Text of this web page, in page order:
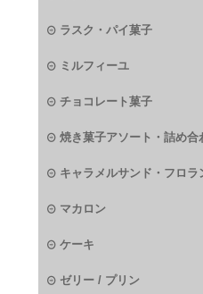
ラスク・パイ菓子
ミルフィーユ
チョコレート菓子
焼き菓子アソート・詰め合
キャラメルサンド・フロラ
マカロン
ケーキ
ゼリー / プリン